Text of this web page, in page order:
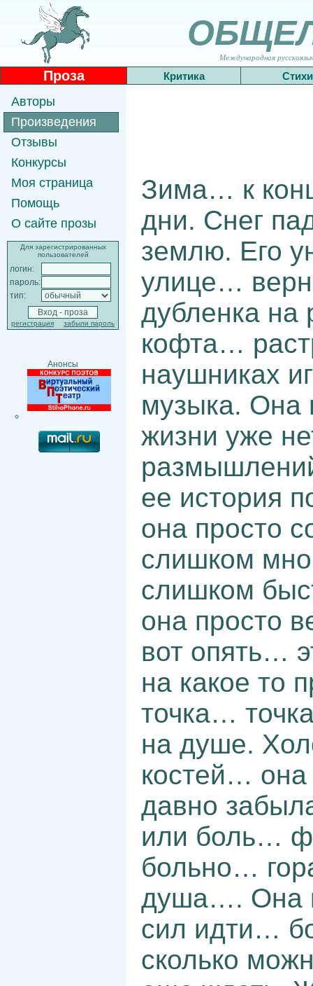
Международная
Проза Критика Стихи
Авторы
Произведения
Отзывы
Конкурсы
Моя страница
Помощь
О сайте прозы
Для зарегистрированных
пользователей
логин:
пароль:
тип:
регистрация забыли пароль
Анонсы
Зима… к
дни. Снег
землю. Его
улице…
дубленка на
кофта…
наушниках
музыка. Она
жизни уже
ее история
она просто
слишком
слишком
она просто
вот опять…
на какое то
точка…
на душе.
костей… она
давно
или боль…
больно…
душа…. Она
сил идти…
сколько